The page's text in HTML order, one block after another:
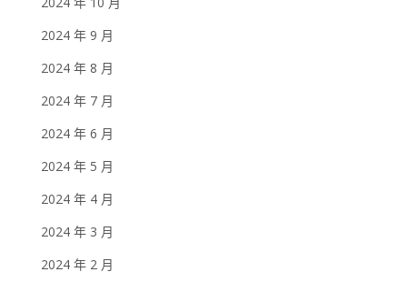
2024 年 9 月
2024 年 8 月
2024 年 7 月
2024 年 6 月
2024 年 5 月
2024 年 4 月
2024 年 3 月
2024 年 2 月